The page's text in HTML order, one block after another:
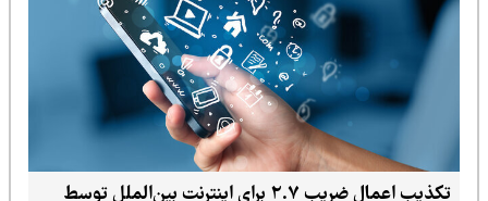
تکذیب اعمال ضریب ۲.۷ برای اینترنت بین‌الملل توسط